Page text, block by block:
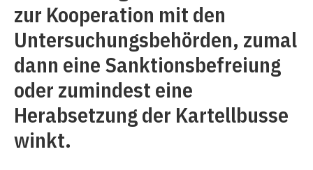
zur Kooperation mit den
Untersuchungsbehörden, zumal
dann eine Sanktionsbefreiung
oder zumindest eine
Herabsetzung der Kartellbusse
winkt.